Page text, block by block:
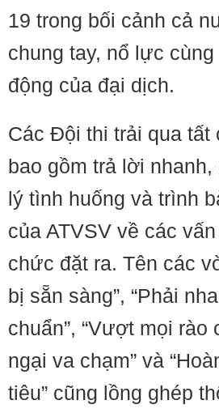
19 trong bối cảnh cả
chung tay, nổ lực
động của đại dịch.
Các Đội thi trải qua tất
bao gồm trả lời
lý tình huống và trình
của ATVSV về các
chức đặt ra. Tên các
bị sẵn sàng”, “Phải
chuẩn”, “Vượt mọi rào
ngại va chạm” và
tiêu” cũng lồng ghép